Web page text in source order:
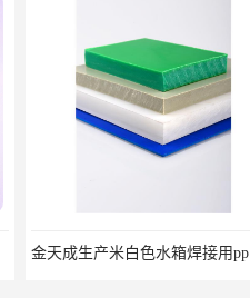
金天成生产米白色水箱焊接用pp工程板